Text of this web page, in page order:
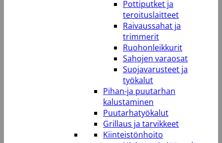
Pottiputket ja
teroituslaitteet
Raivaussahat ja
trimmerit
Ruohonleikkurit
Sahojen varaosat
Suojavarusteet ja
työkalut
Pihan-ja puutarhan
kalustaminen
Puutarhatyökalut
Grillaus ja tarvikkeet
Kiinteistönhoito